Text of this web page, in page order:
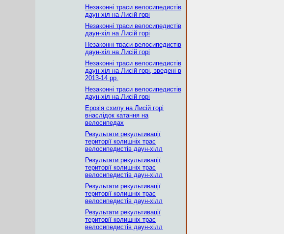
Незаконні траси велосипедистів
даун-хіл на Лисій горі
Незаконні траси велосипедистів
даун-хіл на Лисій горі
Незаконні траси велосипедистів
даун-хіл на Лисій горі
Незаконні траси велосипедистів
даун-хіл на Лисій горі, зведені в
2013-14 рр.
Незаконні траси велосипедистів
даун-хіл на Лисій горі
Ерозія схилу на Лисій горі
внаслідок катання на
велосипедах
Результати рекультивації
території колишніх трас
велосипедистів даун-хілл
Результати рекультивації
території колишніх трас
велосипедистів даун-хілл
Результати рекультивації
території колишніх трас
велосипедистів даун-хілл
Результати рекультивації
території колишніх трас
велосипедистів даун-хілл